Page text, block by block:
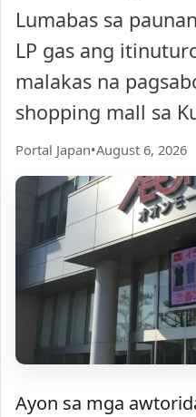
Lumabas sa
LP gas ang
malakas na
shopping mall sa
Portal Japan•August 6, 2026
Ayon sa mga